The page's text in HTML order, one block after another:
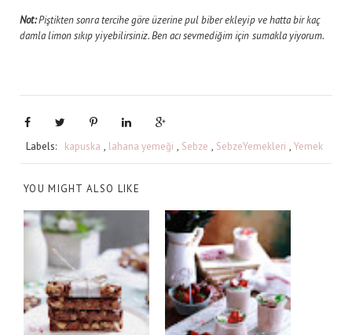
Not:Piştikten sonra tercihe göre üzerine pul biber ekleyip ve hatta bir kaç
damla limon sıkıp yiyebilirsiniz. Ben acı sevmediğim için sumakla yiyorum.
Labels: kapuska , lahana yemeği , Sebze , SebzeYemekleri , Yemek
YOU MIGHT ALSO LIKE